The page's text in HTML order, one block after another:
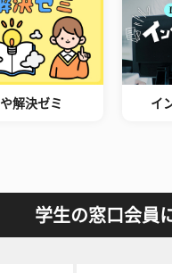
解決ゼミ イ
学生の窓口会員